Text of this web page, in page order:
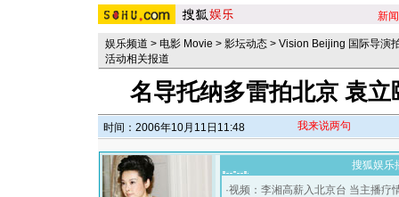
新闻
娱乐频道 > 电影 Movie > 影坛动态 > Vision Beijing 国际导演
活动相关报道
名导托纳多雷拍北京 袁
时间：2006年10月11日11:48 我来说两句
搜狐娱乐
·视频：李湘高薪入北京台 当主播疗